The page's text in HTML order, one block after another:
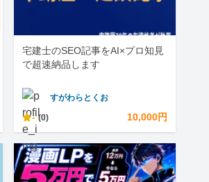
宅建士のSEO記事をAI×プロ知見
で超速納品します
すがわらとくお
- (0) 10,000円